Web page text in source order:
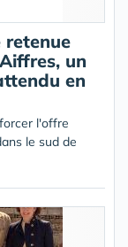
un
en
l'offre
le sud de